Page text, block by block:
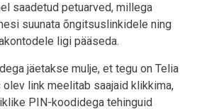
saadetud petuarved, millega
suunata õngitsuslinkidele ning
ligi pääseda.
jäetakse mulje, et tegu on Telia
olev link meelitab saajaid klikkima,
PIN-koodidega tehinguid